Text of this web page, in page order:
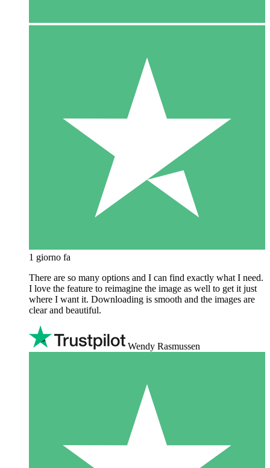
1 giorno fa
There are so many options and I can find exactly what I need.
I love the feature to reimagine the image as well to get it just
where I want it. Downloading is smooth and the images are
clear and beautiful.
Wendy Rasmussen